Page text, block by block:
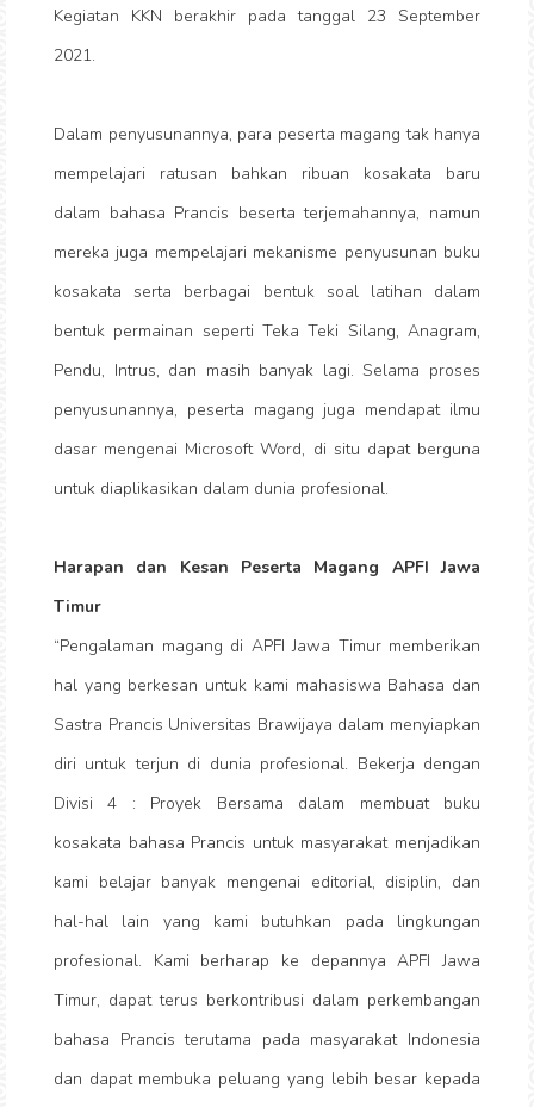
Kegiatan KKN berakhir pada tanggal 23 September
2021.
Dalam penyusunannya, para peserta magang tak hanya
mempelajari ratusan bahkan ribuan kosakata baru
dalam bahasa Prancis beserta terjemahannya, namun
mereka juga mempelajari mekanisme penyusunan buku
kosakata serta berbagai bentuk soal latihan dalam
bentuk permainan seperti Teka Teki Silang, Anagram,
Pendu, Intrus, dan masih banyak lagi. Selama proses
penyusunannya, peserta magang juga mendapat ilmu
dasar mengenai Microsoft Word, di situ dapat berguna
untuk diaplikasikan dalam dunia profesional.
Harapan dan Kesan Peserta Magang APFI Jawa
Timur
“Pengalaman magang di APFI Jawa Timur memberikan
hal yang berkesan untuk kami mahasiswa Bahasa dan
Sastra Prancis Universitas Brawijaya dalam menyiapkan
diri untuk terjun di dunia profesional. Bekerja dengan
Divisi 4 : Proyek Bersama dalam membuat buku
kosakata bahasa Prancis untuk masyarakat menjadikan
kami belajar banyak mengenai editorial, disiplin, dan
hal-hal lain yang kami butuhkan pada lingkungan
profesional. Kami berharap ke depannya APFI Jawa
Timur, dapat terus berkontribusi dalam perkembangan
bahasa Prancis terutama pada masyarakat Indonesia
dan dapat membuka peluang yang lebih besar kepada